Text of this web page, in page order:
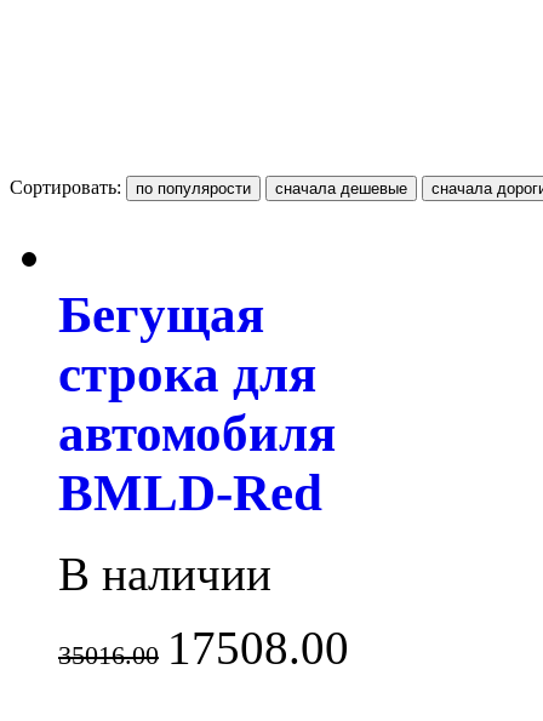
Сортировать:
Бегущая
строка для
автомобиля
BMLD-Red
В наличии
35016.00 17508.00